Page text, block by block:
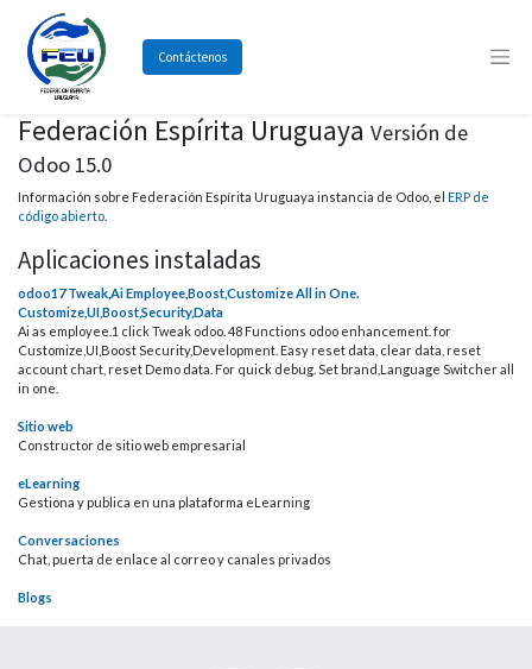
Contáctenos
Federación Espírita Uruguaya Versión de
Odoo 15.0
Información sobre Federación Espírita Uruguaya instancia de Odoo, el ERP de
código abierto
Aplicaciones instaladas
odoo17 Tweak,Ai Employee,Boost,Customize All in One.
Customize,UI,Boost,Security,Data
Ai as employee.1 click Tweak odoo. 48 Functions odoo enhancement. for
Customize,UI,Boost Security,Development. Easy reset data, clear data, reset
account chart, reset Demo data. For quick debug. Set brand,Language Switcher all
in one.
Sitio web
Constructor de sitio web empresarial
eLearning
Gestiona y publica en una plataforma eLearning
Conversaciones
Chat, puerta de enlace al correo y canales privados
Blogs